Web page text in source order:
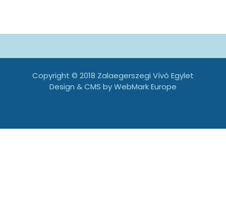
Copyright © 2018 Zalaegerszegi Vívó Egylet
Design & CMS byWebMark Europe